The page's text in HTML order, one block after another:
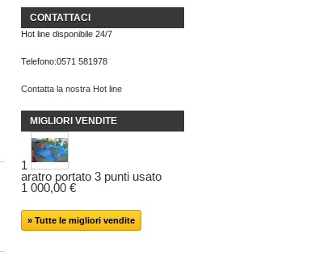
CONTATTACI
Hot line disponibile 24/7
Telefono:0571 581978
Contatta la nostra Hot line
MIGLIORI VENDITE
1
aratro portato 3 punti usato
1 000,00 €
» Tutte le migliori vendite